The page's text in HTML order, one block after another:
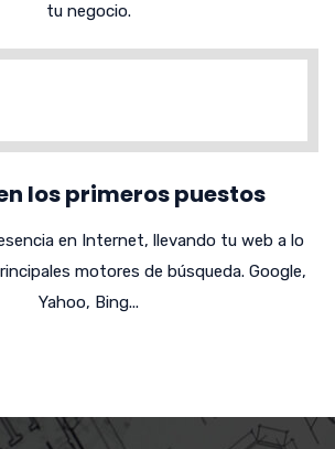
tu negocio.
los primeros puestos
en Internet, llevando tu web a lo
motores de búsqueda. Google,
Yahoo, Bing...